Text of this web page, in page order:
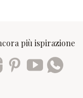
più ispirazione